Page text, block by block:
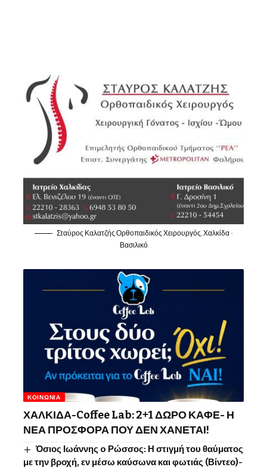
Σταύρος Καλατζής Ορθοπαιδικός Χειρουργός, Χαλκίδα -
Βασιλικό
ΚΟΙΝΩΝΊΑ
ΧΑΛΚΙΔΑ-Coffee Lab: 2+1 ΔΩΡΟ ΚΑΦΕ- Η
ΝΕΑ ΠΡΟΣΦΟΡΑ ΠΟΥ ΔΕΝ ΧΑΝΕΤΑΙ!
Όσιος Ιωάννης o Ρώσσος: Η στιγμή του θαύματος
με την βροχή, εν μέσω καύσωνα και φωτιάς (Βίντεο)-